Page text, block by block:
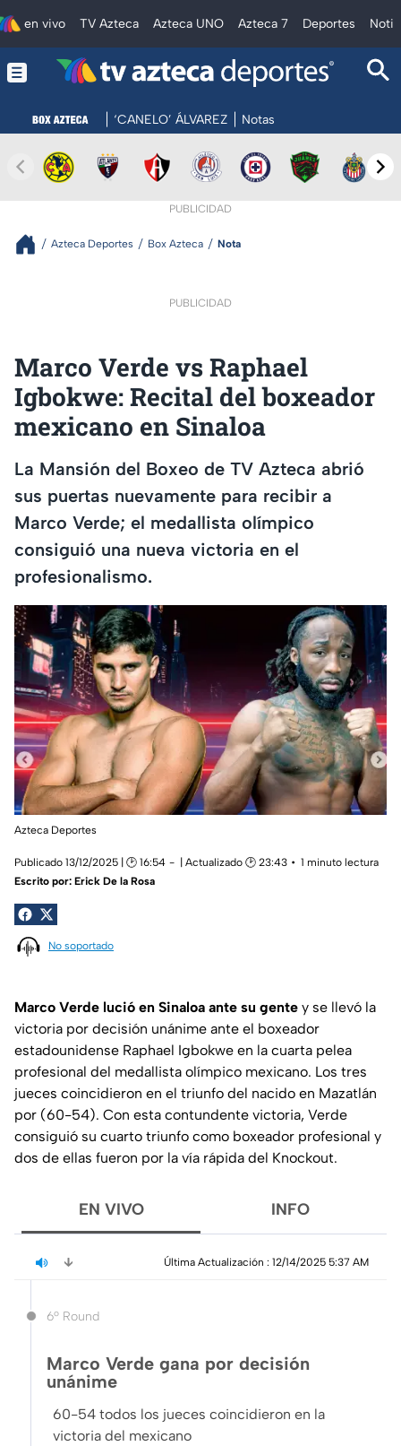
en vivo TV Azteca Azteca UNO Azteca 7 Deportes
‘CANELO’ ÁLVAREZ Notas
PUBLICIDAD
Azteca Deportes Box Azteca Nota
PUBLICIDAD
Marco Verde vs Raphael
Igbokwe: Recital del boxeador
mexicano en Sinaloa
La Mansión del Boxeo de TV Azteca abrió
sus puertas nuevamente para recibir a
Marco Verde; el medallista olímpico
consiguió una nueva victoria en el
profesionalismo.
Azteca Deportes
Publicado 13/12/2025 | 🕑 16:54 | Actualizado 🕑 23:43
1 minuto lectura
Escrito por: Erick De la Rosa
No soportado
Marco Verde lució en Sinaloa ante su gente y se llevó la
victoria por decisión unánime ante el boxeador
estadounidense Raphael Igbokwe en la cuarta pelea
profesional del medallista olímpico mexicano. Los tres
jueces coincidieron en el triunfo del nacido en Mazatlán
por (60-54). Con esta contundente victoria, Verde
consiguió su cuarto triunfo como boxeador profesional y
dos de ellas fueron por la vía rápida del Knockout.
EN VIVO INFO
Última Actualización : 12/14/2025 5:37 AM
6º Round
Marco Verde gana por decisión
unánime
60-54 todos los jueces coincidieron en la
victoria del mexicano